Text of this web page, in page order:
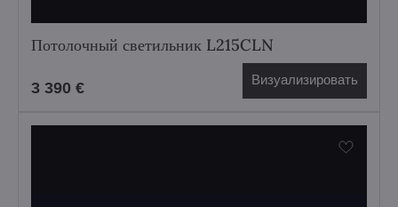
Потолочный светильник L215CLN
3 390 € Визуализировать